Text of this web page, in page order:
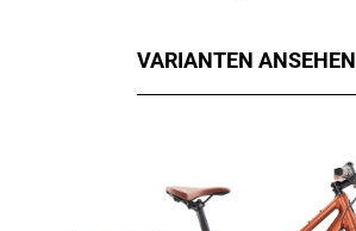
VARIANTEN ANSEHEN